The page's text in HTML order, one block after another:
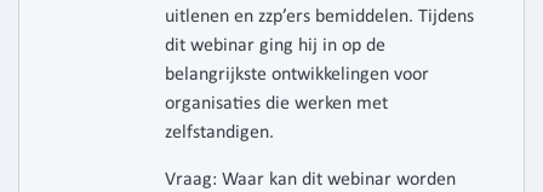
uitlenen en zzp’ers bemiddelen. Tijdens
dit webinar ging hij in op de
belangrijkste ontwikkelingen voor
organisaties die werken met
zelfstandigen.
Vraag: Waar kan dit webinar worden